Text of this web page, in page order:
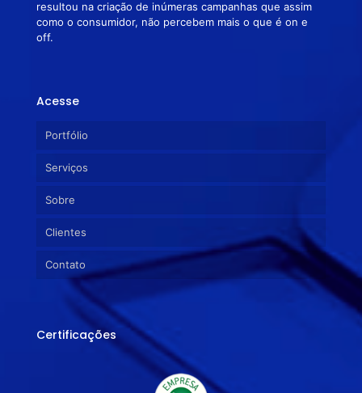
resultou na criação de inúmeras campanhas que assim
como o consumidor, não percebem mais o que é on e
off.
Acesse
Portfólio
Serviços
Sobre
Clientes
Contato
Certificações